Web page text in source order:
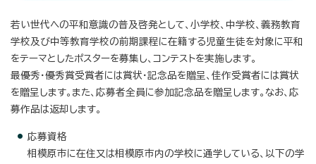
若い世代への平和意識の普及啓発として、小学校、中学校、義務教育
学校及び中等教育学校の前期課程に在籍する児童生徒を対象に平和
をテーマとしたポスターを募集し、コンテストを実施します。
最優秀・優秀賞受賞者には賞状・記念品を贈呈、佳作受賞者には賞状
を贈呈します。また、応募者全員に参加記念品を贈呈します。なお、応
募作品は返却します。
応募資格
相模原市に在住又は相模原市内の学校に通学している、以下の学